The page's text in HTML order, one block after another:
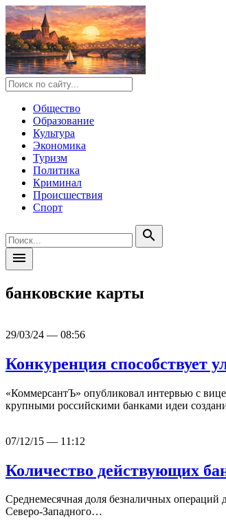
Общество
Образование
Культура
Экономика
Туризм
Политика
Криминал
Происшествия
Спорт
search
menu
банковские карты
29/03/24 — 08:56
Конкуренция способствует
«КоммерсантЪ» опубликовал интервью с
крупными российскими банками идеи
07/12/15 — 11:12
Количество действующих
Среднемесячная доля безналичных
Северо-Западного…